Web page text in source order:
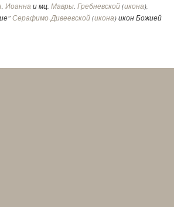
,Иоанна и мц.Мавры.Гребневской (икона),
Серафимо-Дивеевской (икона) икон Божией
со Смоленской иконы Божией Матери:
17-21.